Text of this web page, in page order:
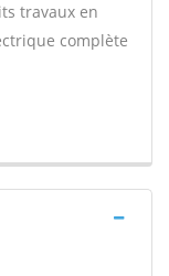
travaux en
complète